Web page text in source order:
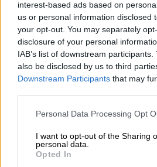
interest-based ads based on
us or personal information disclosed
your opt-out. You may separately
disclosure of your personal
IAB’s list of downstream
also be disclosed by us to third
Downstream Participants that may
Please note that this website/app
not limited to your visit or usage
grant or deny consent to Google and
use your data for below specified
Personal Data Processing Opt
I want to opt-out of the Sharing
personal data.
Opted In
View this post on
Το σπάνιο φαινόμενο